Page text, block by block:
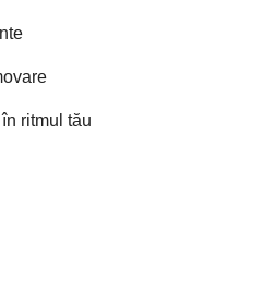
ritmul tău